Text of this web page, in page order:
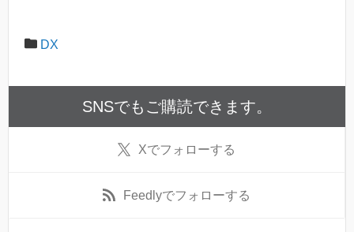
DX
SNSでもご購読できます。
Xでフォローする
Feedlyでフォローする